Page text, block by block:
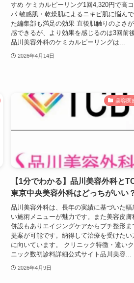
すめ ケミカルピーリング1回4,320円で高
パ 敏感肌・乾燥肌によるニキビ肌に悩ん
た編集部も満足の効果 直後肌触りのよさ
感できるが、より効果を感じるのは3回前
品川美容外科のケミカルピーリングは...
2026年4月14日
美容医
【1分でわかる】品川美容外科と
東京中央美容外科はどっちがいい
品川美容外科は、長年の実績に基づいた幅
い施術メニューが魅力です。また美容皮膚
併設もありエイジングケアからプチ整形ま
提案が可能です。納得して治療を受けたい
に向いています。 クリニック特徴・違いク
ニック数初診料詳細公式サイト品川美容...
2026年4月9日